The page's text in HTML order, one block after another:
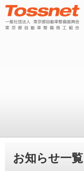
お知らせ一覧